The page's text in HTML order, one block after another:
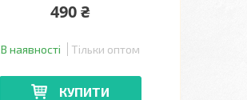
490 ₴
В наявності Тільки оптом
КУПИТИ